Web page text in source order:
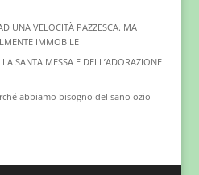
UNA VELOCITÀ PAZZESCA. MA
IMMOBILE
SANTA MESSA E DELL’ADORAZIONE
abbiamo bisogno del sano ozio